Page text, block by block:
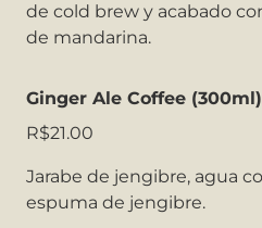
de cold brew y acabado
de mandarina.
Ginger Ale Coffee (300ml)
R$21.00
Jarabe de jengibre, agua
espuma de jengibre.